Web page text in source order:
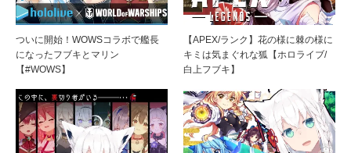
ついに開始！WOWSコラボで艦長
になったフブキとマリン
【#WOWS】
【APEX/ランク】花の様に棘の様に
キミは気まぐれな狐【ホロライブ/
白上フブキ】